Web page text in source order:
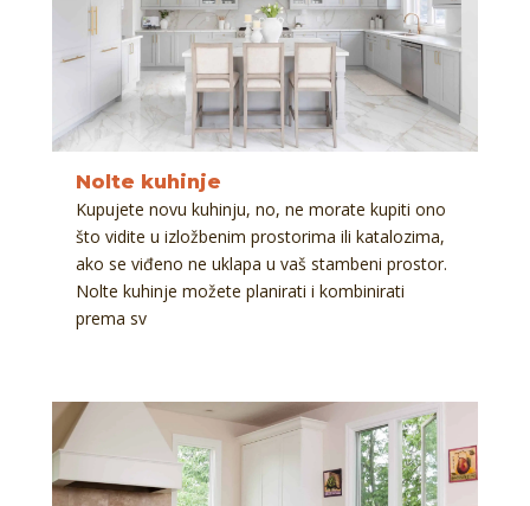
Nolte kuhinje
Kupujete novu kuhinju, no, ne morate kupiti ono
što vidite u izložbenim prostorima ili katalozima,
ako se viđeno ne uklapa u vaš stambeni prostor.
Nolte kuhinje možete planirati i kombinirati
prema sv